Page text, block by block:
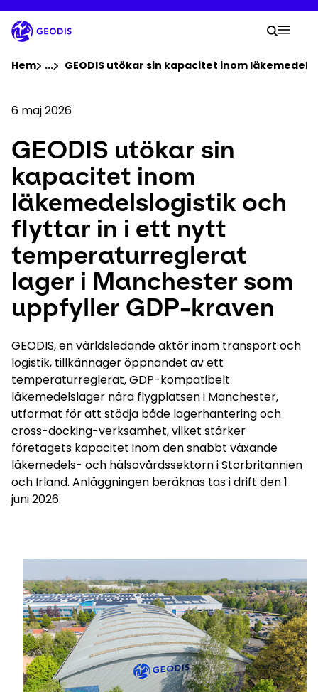
till
huvudinnehåll
Företag
Nyhetsrum
Karriär
Platser
Spåra försändelse
Select your country and language
Sweden - SV
Din
Sök
Hem ...Show all breadcrumb elements
GEODIS utökar sin kapacitet inom
6 maj 2026
GEODIS utökar sin
kapacitet inom
läkemedelslogistik och
flyttar in i ett nytt
temperaturreglerat
lager i Manchester som
uppfyller GDP-kraven
GEODIS, en världsledande aktör inom transport och
logistik, tillkännager öppnandet av ett
temperaturreglerat, GDP-kompatibelt
läkemedelslager nära flygplatsen i Manchester,
utformat för att stödja både lagerhantering och
cross-docking-verksamhet, vilket stärker
företagets kapacitet inom den snabbt växande
läkemedels- och hälsovårdssektorn i Storbritannien
och Irland. Anläggningen beräknas tas i drift den 1
juni 2026.
Keepeek